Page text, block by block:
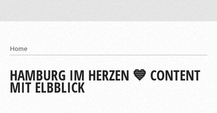
Home
HAMBURG IM HERZEN 💙 CONTENT
MIT ELBBLICK